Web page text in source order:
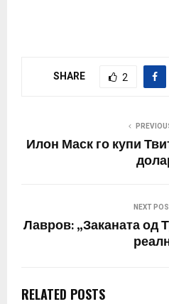
SHARE 2
Илон Маск го купи
NEXT
Лавров: „Заканата од
RELATED POSTS